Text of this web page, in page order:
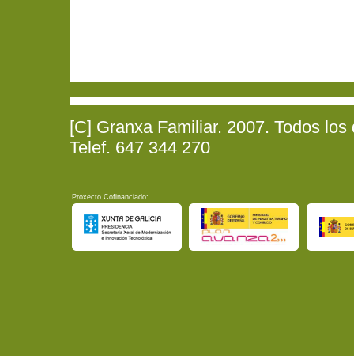
[C] Granxa Familiar. 2007. Todos
Telef. 647 344 270
Proxecto Cofinanciado: